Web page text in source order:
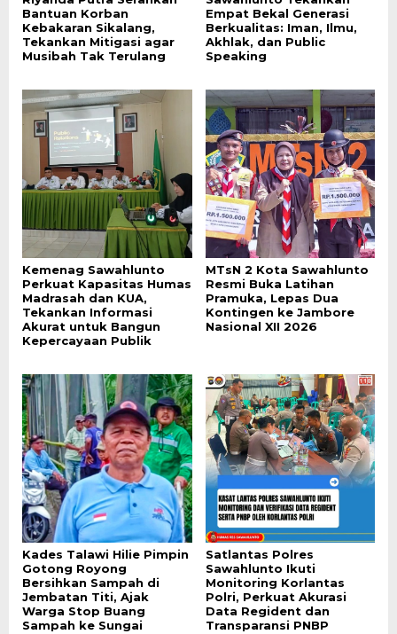
Bantuan Korban
Kebakaran Sikalang,
Tekankan Mitigasi agar
Musibah Tak Terulang
Empat Bekal Generasi
Berkualitas: Iman, Ilmu,
Akhlak, dan Public
Speaking
Kemenag Sawahlunto
Perkuat Kapasitas Humas
Madrasah dan KUA,
Tekankan Informasi
Akurat untuk Bangun
Kepercayaan Publik
MTsN 2 Kota Sawahlunto
Resmi Buka Latihan
Pramuka, Lepas Dua
Kontingen ke Jambore
Nasional XII 2026
Kades Talawi Hilie Pimpin
Gotong Royong
Bersihkan Sampah di
Jembatan Titi, Ajak
Warga Stop Buang
Sampah ke Sungai
Satlantas Polres
Sawahlunto Ikuti
Monitoring Korlantas
Polri, Perkuat Akurasi
Data Regident dan
Transparansi PNBP